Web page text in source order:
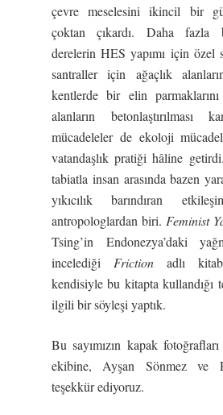
çevre meselesini ikincil bir
çoktan çıkardı. Daha fazla
derelerin HES yapımı için özel
santraller için ağaçlık
kentlerde bir elin
alanların betonlaştırılması
mücadeleler de ekoloji
vatandaşlık pratiği hâline
tabiatla insan arasında bazen
yıkıcılık barındıran
antropologlardan biri. Feminist
Tsing’in Endonezya’daki
incelediği Frictionadlı
kendisiyle bu kitapta kullandığı
ilgili bir söyleşi yaptık.
Bu sayımızın kapak
ekibine, Ayşan Sönmez ve
teşekkür ediyoruz.